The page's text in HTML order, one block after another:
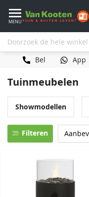
MENU
Bel App
Tuinmeubelen
Showmodellen
Filteren